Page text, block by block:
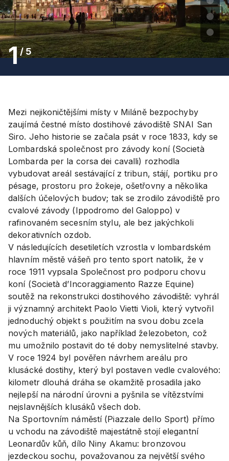
1/5
Mezi nejikoničtějšími místy v Miláně bezpochyby
zaujímá čestné místo dostihové závodiště SNAI San
Siro. Jeho historie se začala psát v roce 1833, kdy se
Lombardská společnost pro závody koní (Società
Lombarda per la corsa dei cavalli) rozhodla
vybudovat areál sestávající z tribun, stájí, portiku pro
pésage, prostoru pro žokeje, ošetřovny a několika
dalších účelových budov; tak se zrodilo závodiště pro
cvalové závody (Ippodromo del Galoppo) v
rafinovaném secesním stylu, ale bez jakýchkoli
dekorativních ozdob.
V následujících desetiletích vzrostla v lombardském
hlavním městě vášeň pro tento sport natolik, že v
roce 1911 vypsala Společnost pro podporu chovu
koní (Società d’Incoraggiamento Razze Equine)
soutěž na rekonstrukci dostihového závodiště: vyhrál
ji významný architekt Paolo Vietti Violi, který vytvořil
jednoduchý objekt s použitím na svou dobu zcela
nových materiálů, jako například železobeton, což
mu umožnilo postavit do té doby nemyslitelné stavby.
V roce 1924 byl pověřen návrhem areálu pro
klusácké dostihy, který byl postaven vedle cvalového:
kilometr dlouhá dráha se okamžitě prosadila jako
nejlepší na národní úrovni a pyšnila se vítězstvími
nejslavnějších klusáků všech dob.
Na Sportovním náměstí (Piazzale dello Sport) přímo
u vchodu na závodiště majestátně stojí elegantní
Leonardův kůň, dílo Niny Akamu: bronzovou
jezdeckou sochu, považovanou za největší svého